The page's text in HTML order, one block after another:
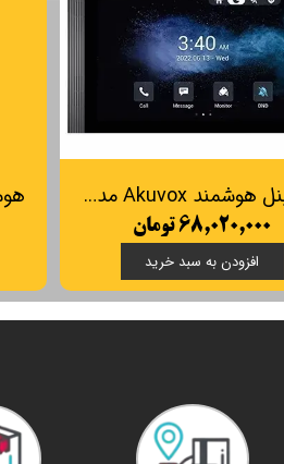
تاچ پنل هوشمند Akuvox مدل S565
۶۸,۰۲۰,۰۰۰ تومان
افزودن به سبد خرید